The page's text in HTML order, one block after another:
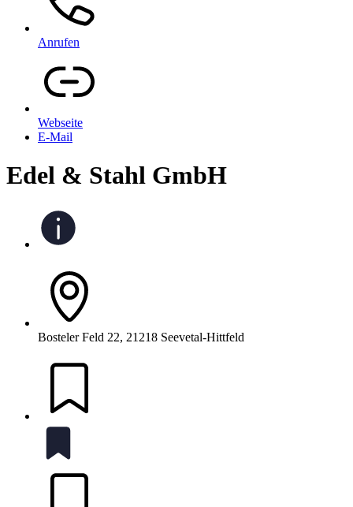
Anrufen
Webseite
E-Mail
Edel & Stahl GmbH
Bosteler Feld 22, 21218 Seevetal-Hittfeld